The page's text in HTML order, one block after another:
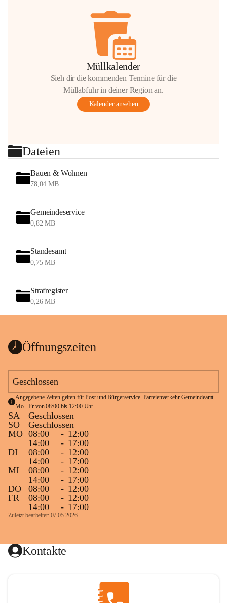
Müllkalender
Sieh dir die kommenden Termine für die
Müllabfuhr in deiner Region an.
Kalender ansehen
Dateien
Bauen & Wohnen
78,04 MB
Gemeindeservice
0,82 MB
Standesamt
0,75 MB
Strafregister
0,26 MB
Öffnungszeiten
Geschlossen
Angegebene Zeiten gelten für Post und Bürgerservice. Parteienverkehr Gemeindeamt
Mo - Fr von 08:00 bis 12:00 Uhr.
SA
Geschlossen
SO
Geschlossen
MO 08:00 - 12:00
14:00
- 17:00
DI
08:00 - 12:00
14:00
- 17:00
MI
08:00 - 12:00
14:00
- 17:00
DO
08:00 - 12:00
FR
08:00 - 12:00
14:00
- 17:00
Zuletzt bearbeitet: 07.05.2026
Kontakte